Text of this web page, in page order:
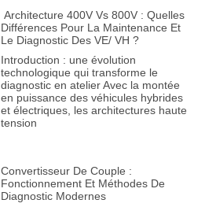
Architecture 400V Vs 800V : Quelles
Différences Pour La Maintenance Et
Le Diagnostic Des VE/ VH ?
Introduction : une évolution
technologique qui transforme le
diagnostic en atelier Avec la montée
en puissance des véhicules hybrides
et électriques, les architectures haute
tension
Convertisseur De Couple :
Fonctionnement Et Méthodes De
Diagnostic Modernes